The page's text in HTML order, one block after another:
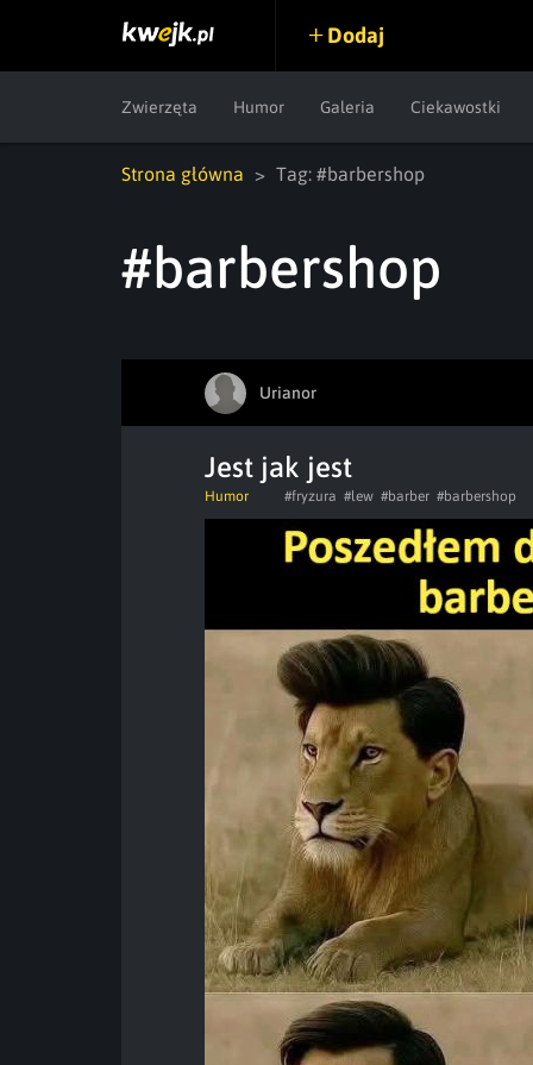
Dodaj
Zwierzęta Humor Galeria Ciekawostki
Strona główna Tag: #barbershop
#barbershop
Urianor
Jest jak jest
Humor #fryzura #lew #barber #barbershop